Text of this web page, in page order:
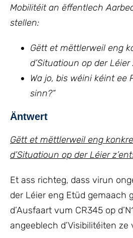
Mobilitéit an ëffentlech
stellen:
Gëtt et mëttlerweil eng
d’Situatioun op der
Wa jo, bis wéini kéint ee
sinn?“
Äntwert
Gëtt et mëttlerweil eng
d’Situatioun op der Léier
Et ass richteg, dass virun
der Léier eng Etüd gemaach
d’Ausfaart vum CR345 op
angeeblech d’Visibilitéiten ze